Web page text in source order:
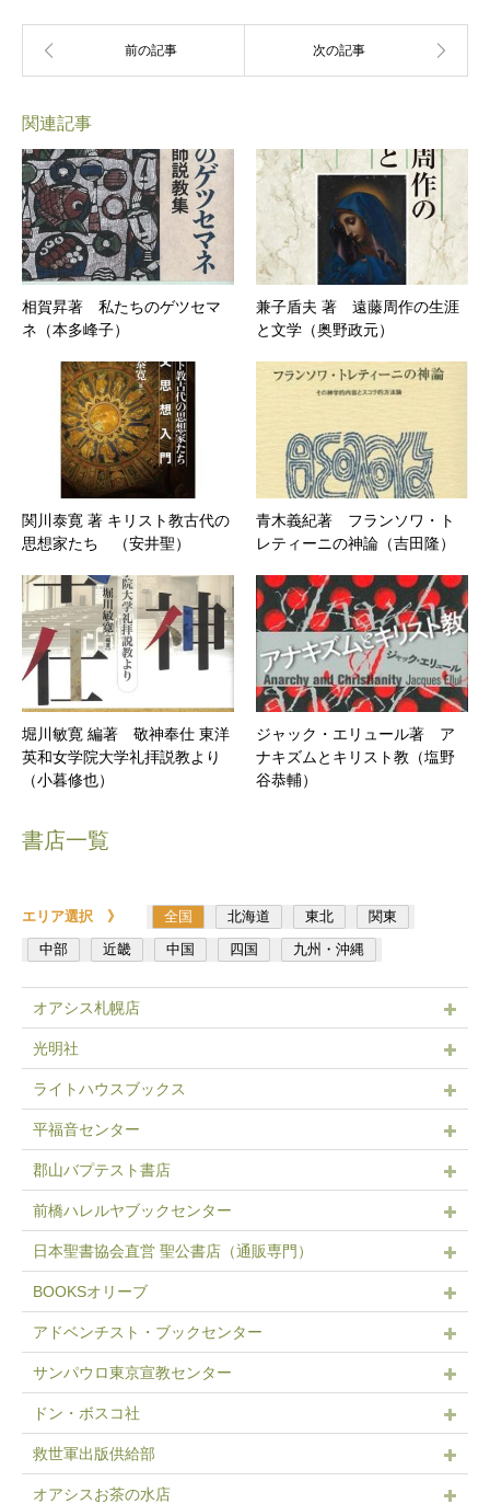
関連記事
相賀昇著 私たちのゲツセマ
ネ（本多峰子）
兼子盾夫 著 遠藤周作の生涯
と文学（奥野政元）
関川泰寛 著 キリスト教古代の
思想家たち （安井聖）
青木義紀著 フランソワ・ト
レティーニの神論（吉田隆）
堀川敏寛 編著 敬神奉仕 東洋
英和女学院大学礼拝説教より
（小暮修也）
ジャック・エリュール著 ア
ナキズムとキリスト教（塩野
谷恭輔）
書店一覧
エリア選択 》 全国 北海道 東北
関東
中部
近畿 中国 四国 九州・沖縄
オアシス札幌店
光明社
ライトハウスブックス
平福音センター
郡山バプテスト書店
前橋ハレルヤブックセンター
日本聖書協会直営 聖公書店（通販専門）
BOOKSオリーブ
アドベンチスト・ブックセンター
サンパウロ東京宣教センター
ドン・ボスコ社
救世軍出版供給部
オアシスお茶の水店